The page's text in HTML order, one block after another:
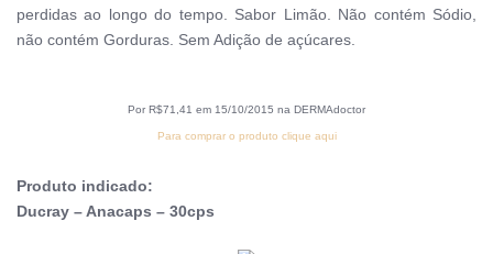
perdidas ao longo do tempo. Sabor Limão. Não contém Sódio,
não contém Gorduras. Sem Adição de açúcares.
Por R$71,41 em 15/10/2015 na DERMAdoctor
Para comprar o produto clique aqui
Produto indicado:
Ducray – Anacaps – 30cps